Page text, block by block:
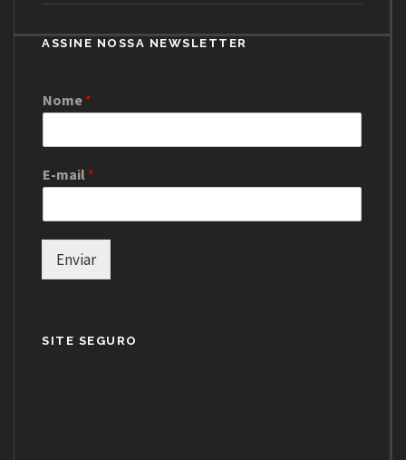
ASSINE NOSSA NEWSLETTER
Nome *
E-mail *
Enviar
SITE SEGURO